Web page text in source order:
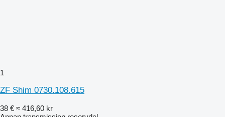
1
ZF Shim 0730.108.615
38 € ≈ 416,60 kr